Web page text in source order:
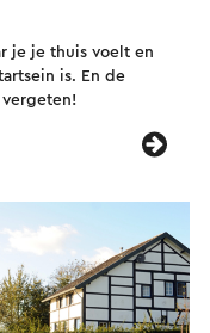
je je thuis voelt en
is. En de